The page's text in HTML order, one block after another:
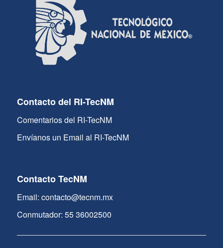
Contacto del RI-TecNM
Comentarios del RI-TecNM
Envíanos un Email al RI-TecNM
Contacto TecNM
Email: contacto@tecnm.mx
Conmutador: 55 36002500